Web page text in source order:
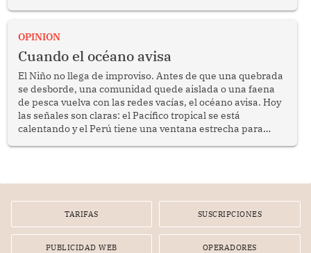
OPINION
Cuando el océano avisa
El Niño no llega de improviso. Antes de que una quebrada
se desborde, una comunidad quede aislada o una faena
de pesca vuelva con las redes vacías, el océano avisa. Hoy
las señales son claras: el Pacífico tropical se está
calentando y el Perú tiene una ventana estrecha para
TARIFAS SUSCRIPCIONES
PUBLICIDAD WEB OPERADORES